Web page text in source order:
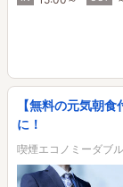
【無料の元気朝
に！
喫煙エコノミーダブル